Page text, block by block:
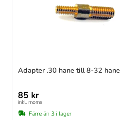
Gängadaptrar
Läder
Läsklinor
Läskstänger
Läskändor
Mätverktyg
Adapter .30 hane till 8-32 hane
85 kr
inkl. moms
Färre än 3 i lager